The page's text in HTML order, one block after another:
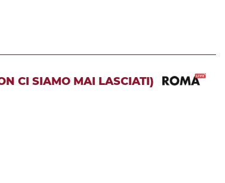
CI SIAMO MAI LASCIATI)